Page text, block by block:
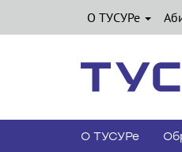
О ТУСУРе
О ТУСУРе